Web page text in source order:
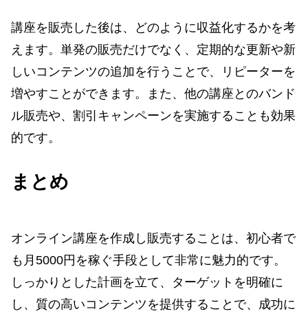
講座を販売した後は、どのように収益化するかを考
えます。単発の販売だけでなく、定期的な更新や新
しいコンテンツの追加を行うことで、リピーターを
増やすことができます。また、他の講座とのバンド
ル販売や、割引キャンペーンを実施することも効果
的です。
まとめ
オンライン講座を作成し販売することは、初心者で
も月5000円を稼ぐ手段として非常に魅力的です。
しっかりとした計画を立て、ターゲットを明確に
し、質の高いコンテンツを提供することで、成功に